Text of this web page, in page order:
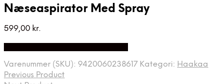
Næseaspirator Med Spray
599,00 kr.
Varenummer (SKU): 9420060238617 Kategori: Haakaa
Previous Product